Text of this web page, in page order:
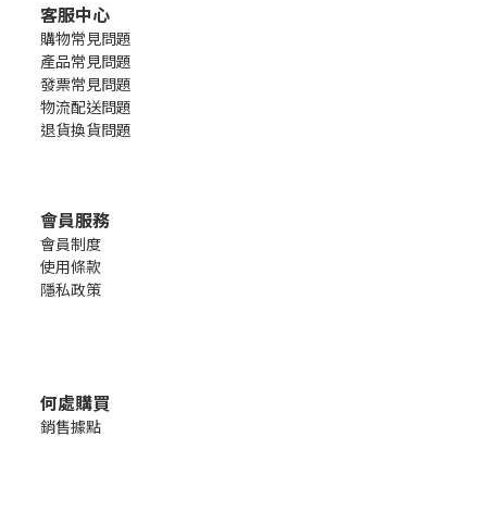
客服中心
購物常見問題
產品常見問題
發票常見問題
物流配送問題
退貨換貨問題
會員服務
會員制度
使用條款
隱私政策
何處購買
銷售據點